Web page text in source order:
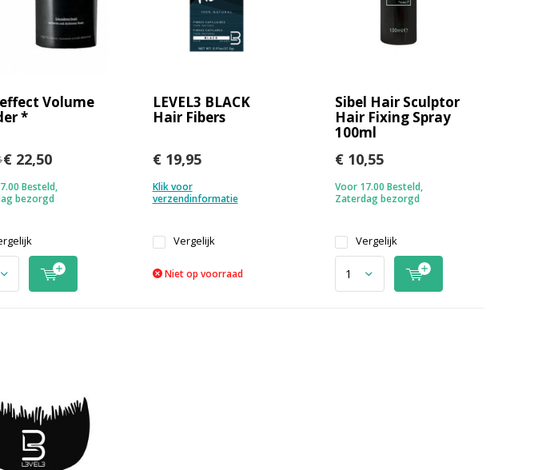
Volume
*
€ 22,50
Besteld,
bezorgd
LEVEL3 BLACK
Hair Fibers
€ 19,95
Klik voor
verzendinformatie
Vergelijk
Niet op voorraad
Sibel Hair Sculptor
Hair Fixing Spray
100ml
€ 10,55
Voor 17.00 Besteld,
Zaterdag bezorgd
Vergelijk